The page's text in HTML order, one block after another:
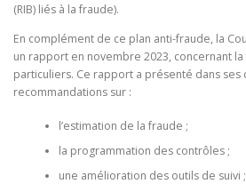
(RIB) liés à la fraude).
En complément de ce plan anti-fraude, la
un rapport en novembre 2023, concernant
particuliers. Ce rapport a présenté dans ses
recommandations sur :
l’estimation de la fraude ;
la programmation des contrôles ;
une amélioration des outils de suivi ;